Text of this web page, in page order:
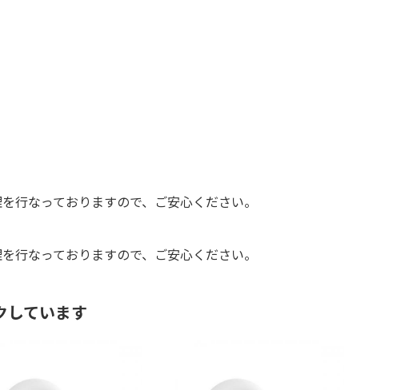
なっておりますので、ご安心ください。
なっておりますので、ご安心ください。
しています